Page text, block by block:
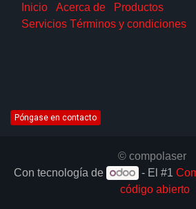
Inicio Acerca de
Productos
Servicios Términos y condiciones
Póngase en contacto
© compolaser
Con tecnología de
- El #1
código abierto